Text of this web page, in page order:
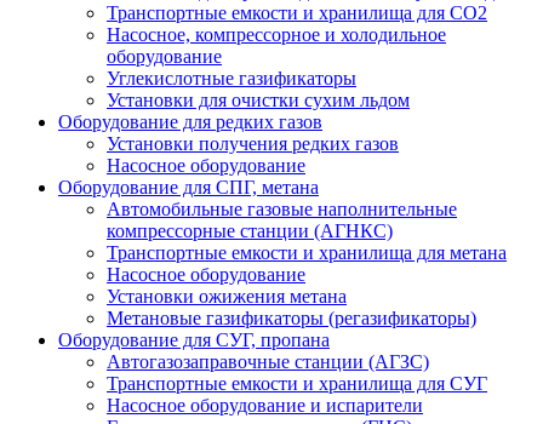
Транспортные емкости и хранилища для CO2
Насосное, компрессорное и холодильное
оборудование
Углекислотные газификаторы
Установки для очистки сухим льдом
Оборудование для редких газов
Установки получения редких газов
Насосное оборудование
Оборудование для СПГ, метана
Автомобильные газовые наполнительные
компрессорные станции (АГНКС)
Транспортные емкости и хранилища для метана
Насосное оборудование
Установки ожижения метана
Метановые газификаторы (регазификаторы)
Оборудование для СУГ, пропана
Автогазозаправочные станции (АГЗС)
Транспортные емкости и хранилища для СУГ
Насосное оборудование и испарители